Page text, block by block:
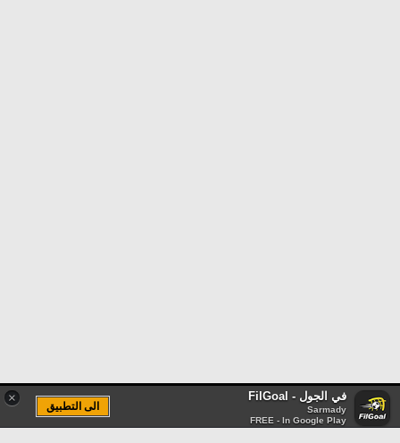
× في الجول - FilGoal
Sarmady
FREE - In Google Play
الى التطبيق